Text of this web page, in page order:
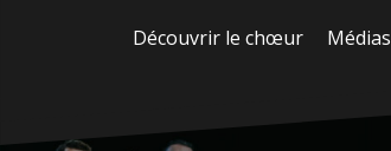
Découvrir le chœur Médias